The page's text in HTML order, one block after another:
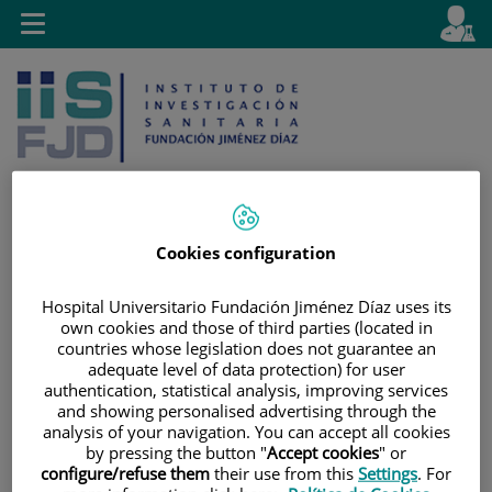
Jump to content
content
Active
en
Toggle
navigation
Cookies configuration
Hospital Universitario Fundación Jiménez Díaz uses its
own cookies and those of third parties (located in
countries whose legislation does not guarantee an
adequate level of data protection) for user
authentication, statistical analysis, improving services
and showing personalised advertising through the
analysis of your navigation. You can accept all cookies
by pressing the button "Accept cookies" or
configure/refuse them their use from this Settings. For